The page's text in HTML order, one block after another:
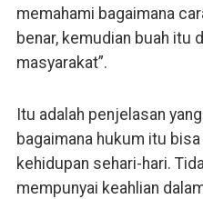
memahami bagaimana
benar, kemudian buah itu
masyarakat”.
Itu adalah penjelasan
bagaimana hukum itu
kehidupan sehari-hari.
mempunyai keahlian